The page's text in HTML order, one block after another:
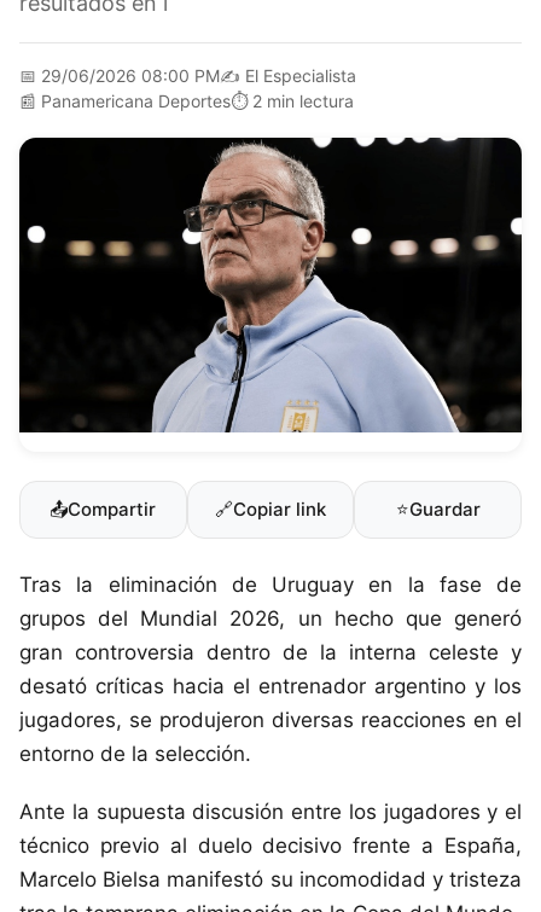
📅 29/06/2026 08:00 PM✍️ El Especialista
📰 Panamericana Deportes⏱️ 2 min lectura
📤Compartir 🔗Copiar link ⭐Guardar
Tras la eliminación de Uruguay en la fase de
grupos del Mundial 2026, un hecho que generó
gran controversia dentro de la interna celeste y
desató críticas hacia el entrenador argentino y los
jugadores, se produjeron diversas reacciones en el
entorno de la selección.
Ante la supuesta discusión entre los jugadores y el
técnico previo al duelo decisivo frente a España,
Marcelo Bielsa manifestó su incomodidad y tristeza